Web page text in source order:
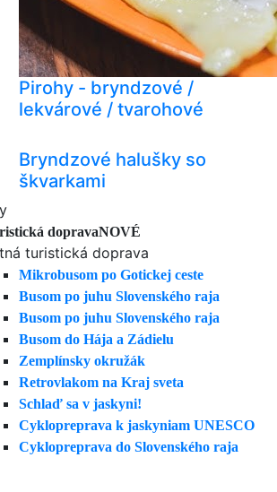
Pirohy - bryndzové /
lekvárové / tvarohové
Bryndzové halušky so
škvarkami
dopravaNOVÉ
turistická doprava
Mikrobusom po Gotickej ceste
Busom po juhu Slovenského raja
Busom po juhu Slovenského raja
Busom do Hája a Zádielu
Zemplínsky okružák
Retrovlakom na Kraj sveta
Schlaď sa v jaskyni!
Cyklopreprava k jaskyniam UNESCO
Cyklopreprava do Slovenského raja